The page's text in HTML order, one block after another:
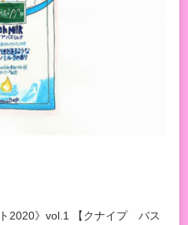
2020》vol.1 【クナイプ バス